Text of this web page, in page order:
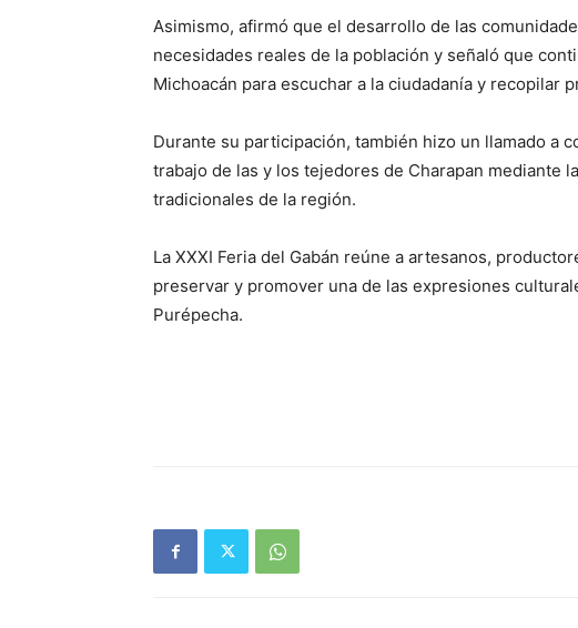
Asimismo, afirmó que el desarrollo de las
necesidades reales de la población y señaló que
Michoacán para escuchar a la ciudadanía y recopilar
Durante su participación, también hizo un llamado a
trabajo de las y los tejedores de Charapan mediante
tradicionales de la región.
La XXXI Feria del Gabán reúne a artesanos,
preservar y promover una de las expresiones
Purépecha.